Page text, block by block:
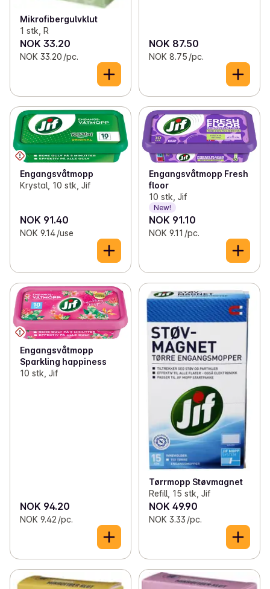
Mikrofibergulvklut
1 stk, R
NOK 33.20
NOK 33.20 /pc.
NOK 87.50
NOK 8.75 /pc.
Engangsvåtmopp
Krystal, 10 stk, Jif
NOK 91.40
NOK 9.14 /use
Engangsvåtmopp Fresh
floor
10 stk, Jif
New!
NOK 91.10
NOK 9.11 /pc.
Engangsvåtmopp
Sparkling happiness
10 stk, Jif
NOK 94.20
NOK 9.42 /pc.
Tørrmopp Støvmagnet
Refill, 15 stk, Jif
NOK 49.90
NOK 3.33 /pc.